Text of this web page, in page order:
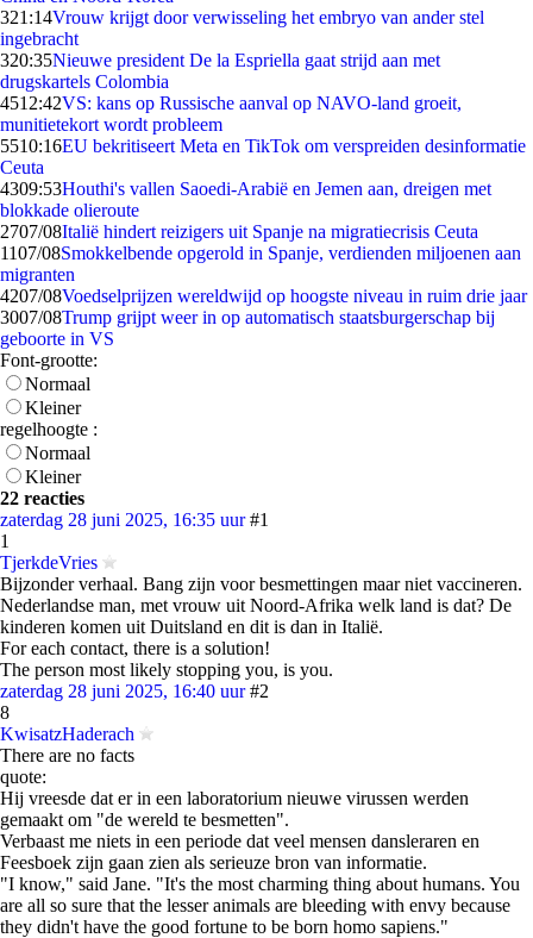
321:14Vrouw krijgt door verwisseling het embryo van ander stel
ingebracht
320:35Nieuwe president De la Espriella gaat strijd aan met
drugskartels Colombia
4512:42VS: kans op Russische aanval op NAVO-land groeit,
munitietekort wordt probleem
5510:16EU bekritiseert Meta en TikTok om verspreiden desinformatie
Ceuta
4309:53Houthi's vallen Saoedi-Arabië en Jemen aan, dreigen met
blokkade olieroute
2707/08Italië hindert reizigers uit Spanje na migratiecrisis Ceuta
1107/08Smokkelbende opgerold in Spanje, verdienden miljoenen aan
migranten
4207/08Voedselprijzen wereldwijd op hoogste niveau in ruim drie jaar
3007/08Trump grijpt weer in op automatisch staatsburgerschap bij
geboorte in VS
Font-grootte:
Normaal
Kleiner
regelhoogte :
Normaal
Kleiner
22 reacties
zaterdag 28 juni 2025, 16:35 uur #1
1
TjerkdeVries
Bijzonder verhaal. Bang zijn voor besmettingen maar niet vaccineren.
Nederlandse man, met vrouw uit Noord-Afrika welk land is dat? De
kinderen komen uit Duitsland en dit is dan in Italië.
For each contact, there is a solution!
The person most likely stopping you, is you.
zaterdag 28 juni 2025, 16:40 uur #2
8
KwisatzHaderach
There are no facts
quote:
Hij vreesde dat er in een laboratorium nieuwe virussen werden
gemaakt om "de wereld te besmetten".
Verbaast me niets in een periode dat veel mensen dansleraren en
Feesboek zijn gaan zien als serieuze bron van informatie.
"I know," said Jane. "It's the most charming thing about humans. You
are all so sure that the lesser animals are bleeding with envy because
they didn't have the good fortune to be born homo sapiens."